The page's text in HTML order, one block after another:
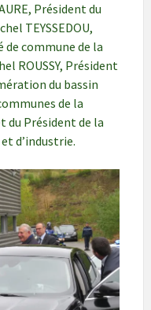
Président du
TEYSSEDOU,
de commune de la
ROUSSY, Président
du bassin
de la
du Président de la
d’industrie.